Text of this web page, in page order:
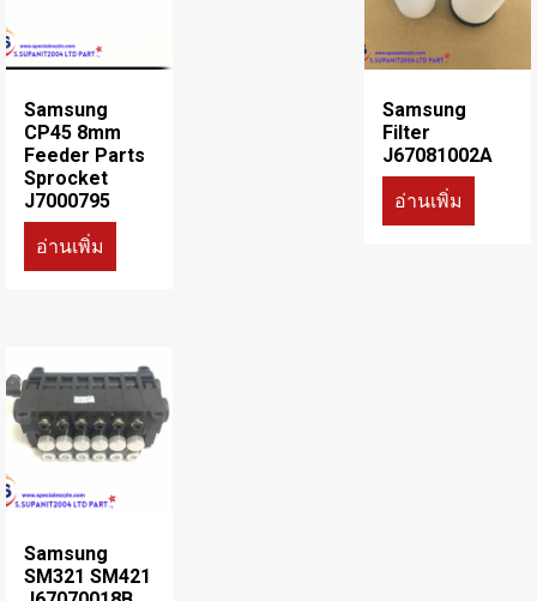
Samsung
CP45 8mm
Feeder Parts
Sprocket
J7000795
อ่านเพิ่ม
Samsung
Filter
J67081002A
อ่านเพิ่ม
Samsung
SM321 SM421